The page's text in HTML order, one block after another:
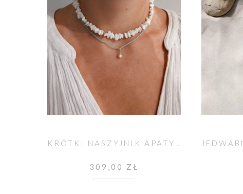
KRÓTKI NASZYJNIK APATYT Z ZAWIESZKĄ Z PERŁĄ
309,00 ZŁ